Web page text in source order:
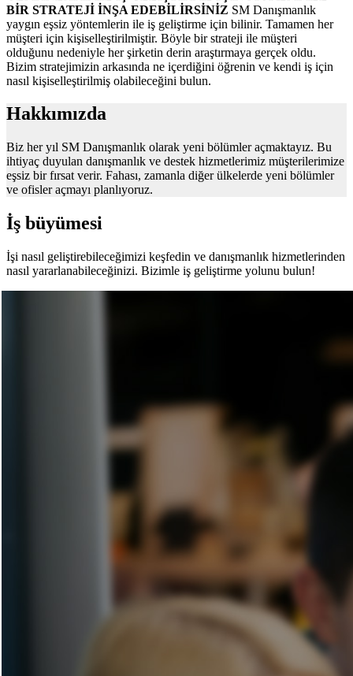
BİR STRATEJİ İNŞA EDEBİLİRSİNİZ SM Danışmanlık
yaygın eşsiz yöntemlerin ile iş geliştirme için bilinir. Tamamen her
müşteri için kişiselleştirilmiştir. Böyle bir strateji ile müşteri
olduğunu nedeniyle her şirketin derin araştırmaya gerçek oldu.
Bizim stratejimizin arkasında ne içerdiğini öğrenin ve kendi iş için
nasıl kişiselleştirilmiş olabileceğini bulun.
Hakkımızda
Biz her yıl SM Danışmanlık olarak yeni bölümler açmaktayız. Bu
ihtiyaç duyulan danışmanlık ve destek hizmetlerimiz müşterilerimize
eşsiz bir fırsat verir. Fahası, zamanla diğer ülkelerde yeni bölümler
ve ofisler açmayı planlıyoruz.
İş büyümesi
İşi nasıl geliştirebileceğimizi keşfedin ve danışmanlık hizmetlerinden
nasıl yararlanabileceğinizi. Bizimle iş geliştirme yolunu bulun!